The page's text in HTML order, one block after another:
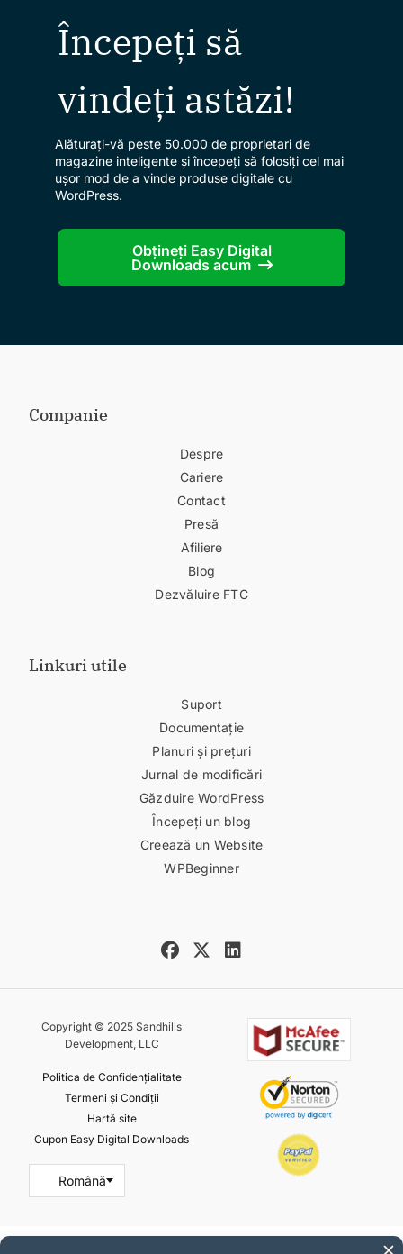
Începeți să
vindeți astăzi!
Alăturați-vă peste 50.000 de proprietari de
magazine inteligente și începeți să folosiți cel mai
ușor mod de a vinde produse digitale cu
WordPress.
Obțineți Easy Digital
Downloads acum
Companie
Despre
Cariere
Contact
Presă
Afiliere
Blog
Dezvăluire FTC
Linkuri utile
Suport
Documentație
Planuri și prețuri
Jurnal de modificări
Găzduire WordPress
Începeți un blog
Creează un Website
WPBeginner
Copyright © 2025 Sandhills
Development, LLC
Politica de Confidențialitate
Termeni și Condiții
Hartă site
Cupon Easy Digital Downloads